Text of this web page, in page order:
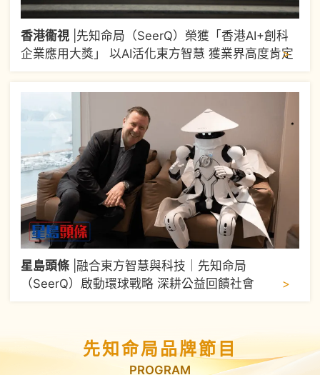
香港衞視| 先知命局（SeerQ）榮獲「香港AI+創科
企業應用大獎」 以AI活化東方智慧 獲業界高度肯定
>
星島頭條| 融合東方智慧與科技｜先知命局
（SeerQ）啟動環球戰略 深耕公益回饋社會
>
先知命局品牌節目
PROGRAM